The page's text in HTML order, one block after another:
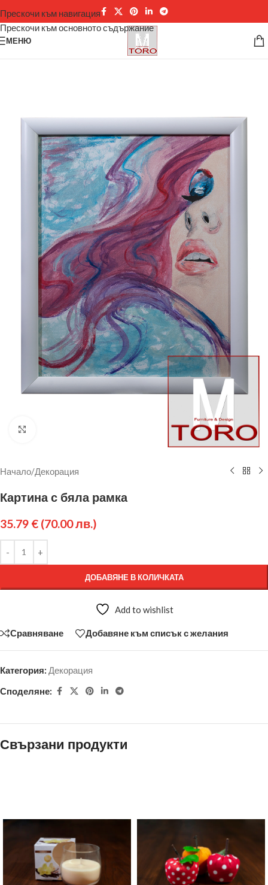
Прескочи към навигация
Прескочи към основното съдържание
МЕНЮ
Начало/Декорация
Картина с бяла рамка
35.79 € (70.00 лв.)
ДОБАВЯНЕ В КОЛИЧКАТА
Add to wishlist
Сравняване Добавяне към списък с желания
Категория: Декорация
Споделяне:
Свързани продукти